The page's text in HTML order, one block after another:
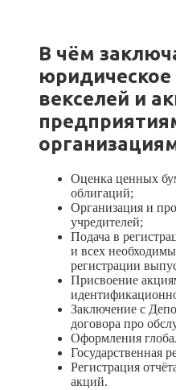
В чём
векселей и
Оценка ценных
облигаций;
Организация и
учредителей;
Подача в
и всех
регистрации
Присвоение
Заключение с
договора про
Оформления
Государственная
Регистрация
акций.